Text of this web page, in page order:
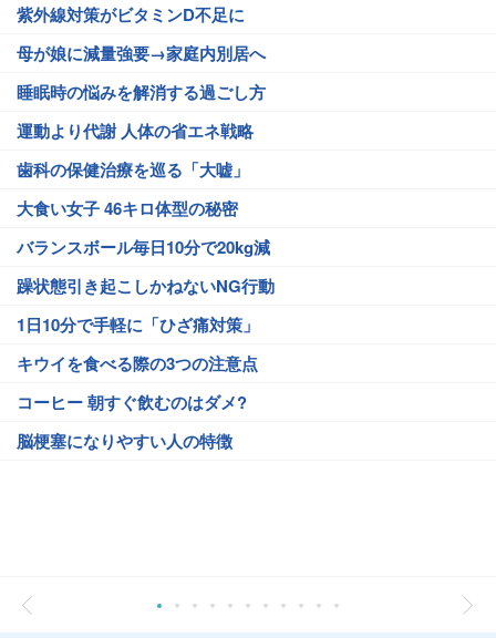
紫外線対策がビタミンD不足に
母が娘に減量強要→家庭内別居へ
睡眠時の悩みを解消する過ごし方
運動より代謝 人体の省エネ戦略
歯科の保健治療を巡る「大嘘」
大食い女子 46キロ体型の秘密
バランスボール毎日10分で20kg減
躁状態引き起こしかねないNG行動
1日10分で手軽に「ひざ痛対策」
キウイを食べる際の3つの注意点
コーヒー 朝すぐ飲むのはダメ?
脳梗塞になりやすい人の特徴